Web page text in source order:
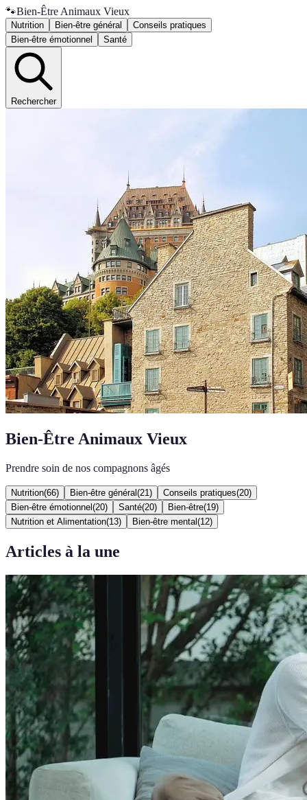
🐾Bien-Être Animaux Vieux
Nutrition Bien-être général
Conseils pratiques
Bien-être émotionnel
Santé
Rechercher
Bien-Être Animaux Vieux
Prendre soin de nos compagnons âgés
Nutrition(66) Bien-être général (21 ) Conseils pratiques(20)
Bien-être émotionnel (20) Santé(20) Bien-être(19)
Nutrition et Alimentation(13) Bien-être mental (12)
Articles à la une